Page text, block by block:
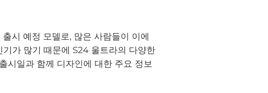
시 예정 모델로, 많은 사람들이 이에
가 많기 때문에 S24 울트라의 다양한
시일과 함께 디자인에 대한 주요 정보